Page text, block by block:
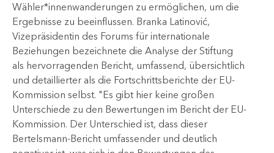
Wähler*innenwanderungen zu ermöglichen, um die
Ergebnisse zu beeinflussen. Branka Latinović,
Vizepräsidentin des Forums für internationale
Beziehungen bezeichnete die Analyse der Stiftung
als hervorragenden Bericht, umfassend, übersichtlich
und detaillierter als die Fortschrittsberichte der EU-
Kommission selbst. "Es gibt hier keine großen
Unterschiede zu den Bewertungen im Bericht der EU-
Kommission. Der Unterschied ist, dass dieser
Bertelsmann-Bericht umfassender und deutlich